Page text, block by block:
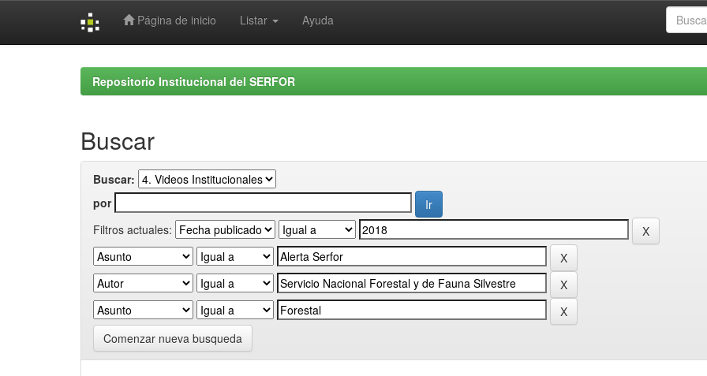
Página de inicio Listar Ayuda
Repositorio Institucional del SERFOR
Buscar
Buscar:
por
Filtros actuales:
Comenzar nueva busqueda